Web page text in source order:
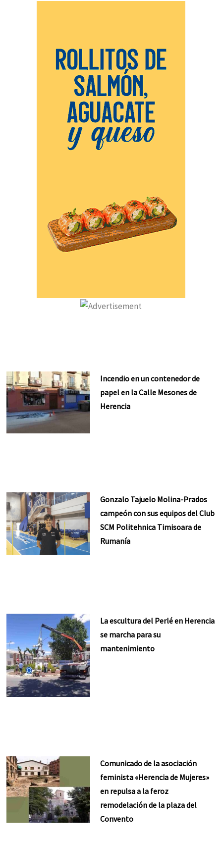
Incendio en un contenedor de
papel en la Calle Mesones de
Herencia
Gonzalo Tajuelo Molina-Prados
campeón con sus equipos del Club
SCM Politehnica Timisoara de
Rumanía
La escultura del Perlé en Herencia
se marcha para su
mantenimiento
Comunicado de la asociación
feminista «Herencia de Mujeres»
en repulsa a la feroz
remodelación de la plaza del
Convento